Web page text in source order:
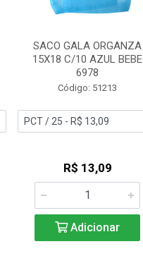
SACO GALA ORGANZA
15X18 C/10 AZUL BEBE
6978
Código: 51213
R$ 13,09
Adicionar